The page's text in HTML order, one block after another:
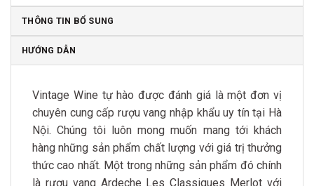
THÔNG TIN BỔ SUNG
HƯỚNG DẪN
Vintage Wine tự hào được đánh giá là một đơn vị
chuyên cung cấp rượu vang nhập khẩu uy tín tại Hà
Nội. Chúng tôi luôn mong muốn mang tới khách
hàng những sản phẩm chất lượng với giá trị thưởng
thức cao nhất. Một trong những sản phẩm đó chính
là rượu vang Ardeche Les Classiques Merlot với